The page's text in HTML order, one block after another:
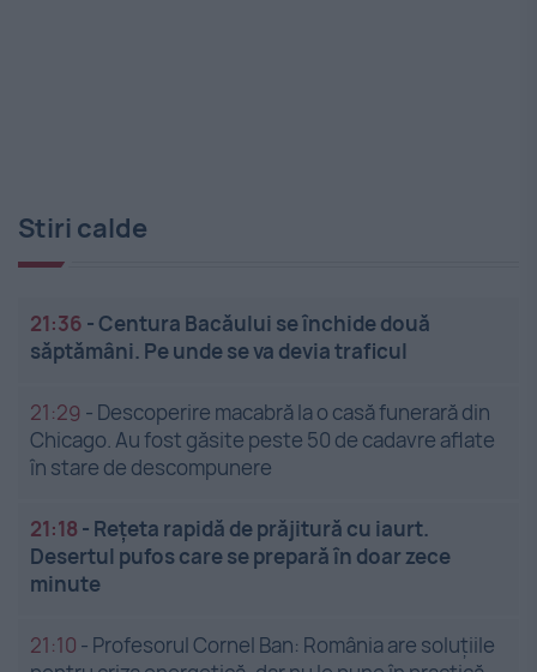
Stiri calde
21:36 -Centura Bacăului se închide două
săptămâni. Pe unde se va devia traficul
21:29 - Descoperire macabră la o casă funerară din
Chicago. Au fost găsite peste 50 de cadavre aflate
în stare de descompunere
21:18 - Rețeta rapidă de prăjitură cu iaurt.
Desertul pufos care se prepară în doar zece
minute
21:10 - Profesorul Cornel Ban: România are soluțiile